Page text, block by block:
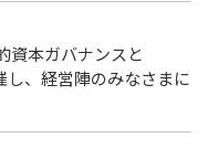
資本ガバナンスと
、経営陣のみなさまに